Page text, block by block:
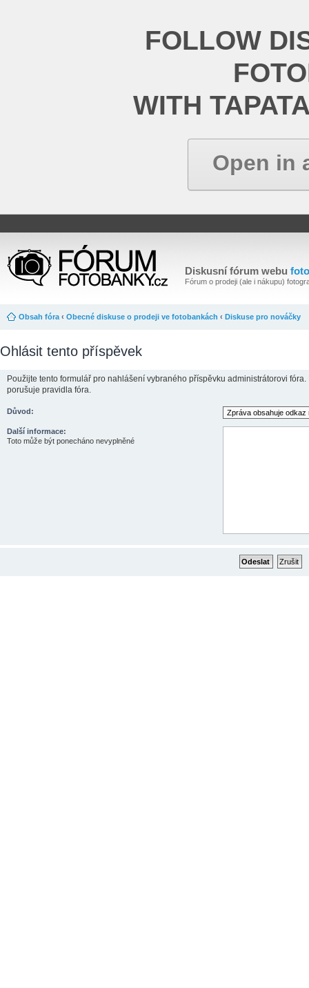
FOLLOW
WITH
Open in
Diskusní fórum webu
Fórum o prodeji (ale i nákupu)
Obsah fóra ‹ Obecné diskuse o prodeji ve fotobankách ‹ Diskuse pro nováčky
Ohlásit tento příspěvek
Použijte tento formulář pro nahlášení vybraného příspěvku administrátorovi
porušuje pravidla fóra.
Důvod:
Další informace:
Toto může být ponecháno nevyplněné